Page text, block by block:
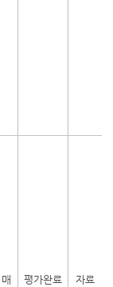
매
평가완료
자료